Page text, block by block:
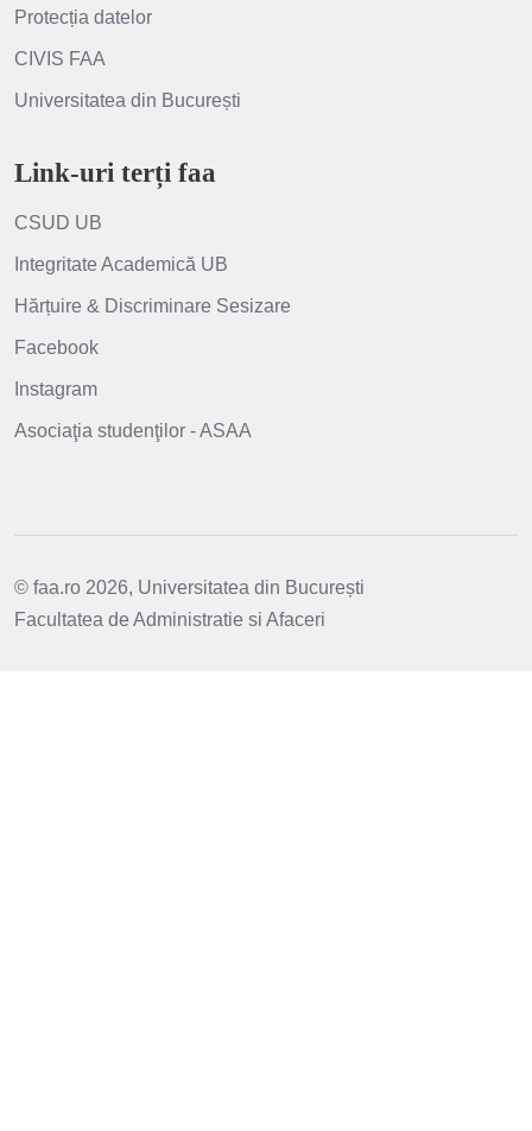
Protecția datelor
CIVIS FAA
Universitatea din București
Link-uri terți faa
CSUD UB
Integritate Academică UB
Hărțuire & Discriminare Sesizare
Facebook
Instagram
Asociaţia studenţilor - ASAA
© faa.ro 2026, Universitatea din București
Facultatea de Administratie si Afaceri